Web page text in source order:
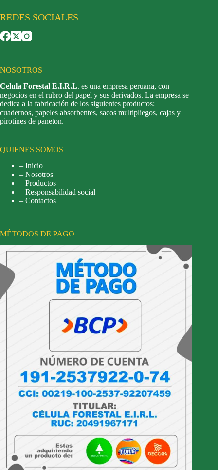
REDES SOCIALES
NOSOTROS
Celula Forestal E.I.R.L. es una empresa peruana, con
negocios en el rubro del papel y sus derivados. La empresa se
dedica a la fabricación de los siguientes productos:
cuadernos, papeles absorbentes, sacos multipliegos, cajas y
pirotines de paneton.
QUIENES SOMOS
– Inicio
– Nosotros
– Productos
– Responsabilidad social
– Contactos
MÉTODOS DE PAGO